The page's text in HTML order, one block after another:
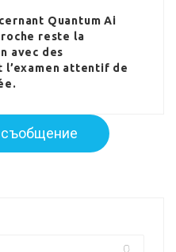
Quantum Ai
reste la
avec des
attentif de
съобщение